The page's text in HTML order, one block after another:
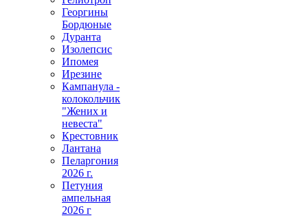
Георгины
Бордюные
Дуранта
Изолепсис
Ипомея
Ирезине
Кампанула -
колокольчик
"Жених и
невеста"
Крестовник
Лантана
Пеларгония
2026 г.
Петуния
ампельная
2026 г